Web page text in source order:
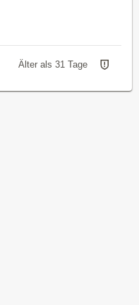
Älter als 31 Tage